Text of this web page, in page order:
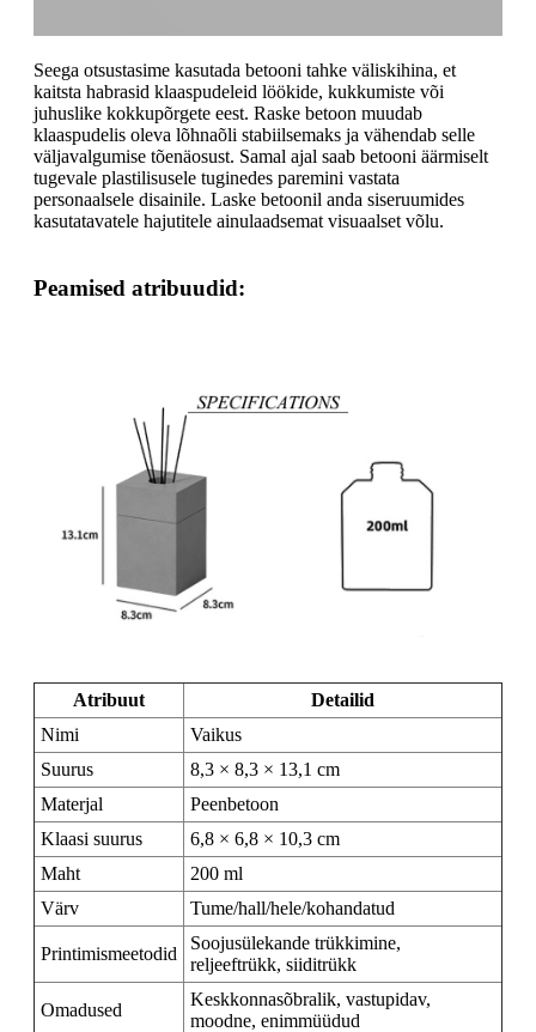
Seega otsustasime kasutada betooni tahke väliskihina, et
kaitsta habrasid klaaspudeleid löökide, kukkumiste või
juhuslike kokkupõrgete eest. Raske betoon muudab
klaaspudelis oleva lõhnaõli stabiilsemaks ja vähendab selle
väljavalgumise tõenäosust. Samal ajal saab betooni äärmiselt
tugevale plastilisusele tuginedes paremini vastata
personaalsele disainile. Laske betoonil anda siseruumides
kasutatavatele hajutitele ainulaadsemat visuaalset võlu.
Peamised atribuudid:
Atribuut
Detailid
Nimi
Vaikus
Suurus
8,3 × 8,3 × 13,1 cm
Materjal
Peenbetoon
Klaasi suurus
6,8 × 6,8 × 10,3 cm
Maht
200 ml
Värv
Tume/hall/hele/kohandatud
Printimismeetodid
Soojusülekande trükkimine,
reljeeftrükk, siiditrükk
Omadused
Keskkonnasõbralik, vastupidav,
moodne, enimmüüdud